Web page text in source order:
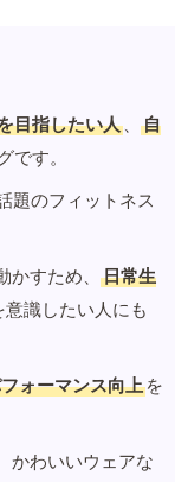
目指したい人 、
自
です。
題のフィットネス
すため、
日常生
意識したい人にも
ォーマンス向上 を
かわいいウェアな